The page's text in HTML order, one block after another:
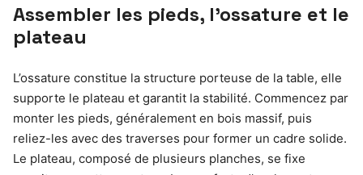
Assembler les pieds, l’ossature et le
plateau
L’ossature constitue la structure porteuse de la table, elle
supporte le plateau et garantit la stabilité. Commencez par
monter les pieds, généralement en bois massif, puis
reliez-les avec des traverses pour former un cadre solide.
Le plateau, composé de plusieurs planches, se fixe